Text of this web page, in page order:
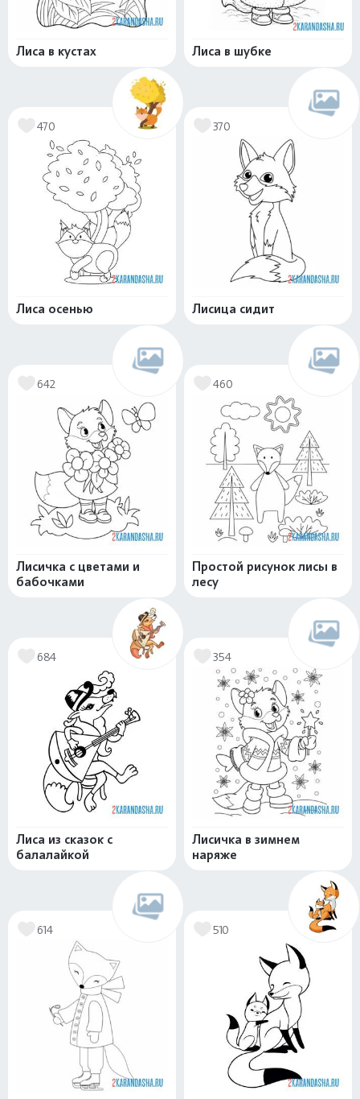
Лиса в кустах Лиса в шубке
470
Лиса осенью
370
Лисица сидит
642
Лисичка с цветами и
бабочками
460
Простой рисунок лисы в
лесу
684
Лиса из сказок с
балалайкой
354
Лисичка в зимнем
наряже
614 510